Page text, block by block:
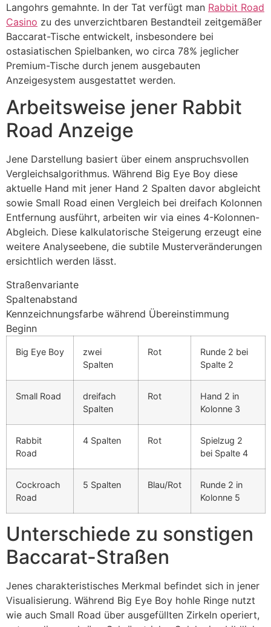
Langohrs gemahnte. In der Tat verfügt man Rabbit Road
Casino zu des unverzichtbaren Bestandteil zeitgemäßer
Baccarat-Tische entwickelt, insbesondere bei
ostasiatischen Spielbanken, wo circa 78% jeglicher
Premium-Tische durch jenem ausgebauten
Anzeigesystem ausgestattet werden.
Arbeitsweise jener Rabbit
Road Anzeige
Jene Darstellung basiert über einem anspruchsvollen
Vergleichsalgorithmus. Während Big Eye Boy diese
aktuelle Hand mit jener Hand 2 Spalten davor abgleicht
sowie Small Road einen Vergleich bei dreifach Kolonnen
Entfernung ausführt, arbeiten wir via eines 4-Kolonnen-
Abgleich. Diese kalkulatorische Steigerung erzeugt eine
weitere Analyseebene, die subtile Musterveränderungen
ersichtlich werden lässt.
Straßenvariante
Spaltenabstand
Kennzeichnungsfarbe während Übereinstimmung
Beginn
Big Eye Boy
zwei
Spalten
Rot
Runde 2 bei
Spalte 2
Small Road
dreifach
Spalten
Rot
Hand 2 in
Kolonne 3
Rabbit
Road
4 Spalten Rot
Spielzug 2
bei Spalte 4
Cockroach
Road
5 Spalten Blau/Rot
Runde 2 in
Kolonne 5
Unterschiede zu sonstigen
Baccarat-Straßen
Jenes charakteristisches Merkmal befindet sich in jener
Visualisierung. Während Big Eye Boy hohle Ringe nutzt
wie auch Small Road über ausgefüllten Zirkeln operiert,